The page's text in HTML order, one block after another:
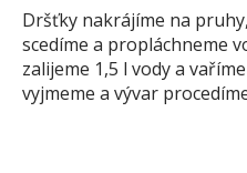
Dršťky nakrájíme na
scedíme a propláchneme
zalijeme 1,5 l vody a
vyjmeme a vývar